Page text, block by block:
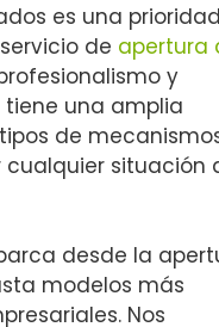
es una
de apertura
y
tiene una amplia
de
cualquier situación
desde la
modelos más
Nos